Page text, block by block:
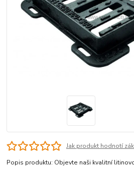
Jak produkt hodnotí
Popis produktu: Objevte naši kvalitní